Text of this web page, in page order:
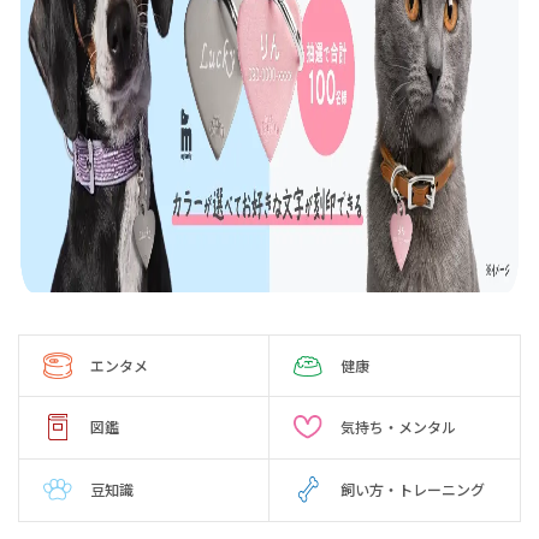
エンタメ 健康
図鑑 気持ち・メンタル
豆知識 飼い方・トレーニング